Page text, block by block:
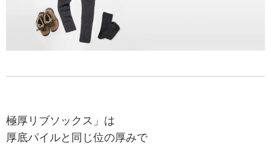
極厚リブソックス」は
厚底パイルと同じ位の厚みで